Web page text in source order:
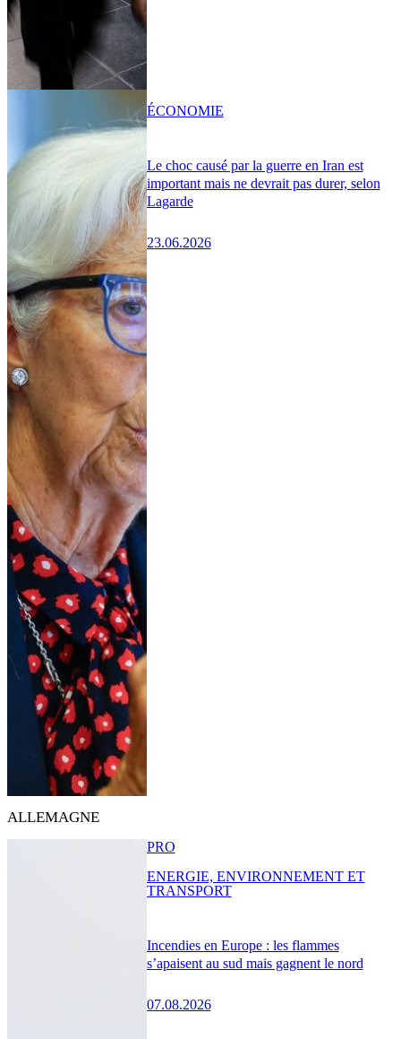
Le choc causé par la guerre en Iran est
important mais ne devrait pas durer, selon
Lagarde
23.06.2026
ÉCONOMIE
ALLEMAGNE
Incendies en Europe : les flammes
s’apaisent au sud mais gagnent le nord
07.08.2026
PRO
ENERGIE, ENVIRONNEMENT ET
TRANSPORT